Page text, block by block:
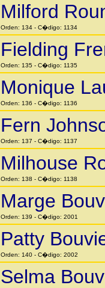
Milford
Orden: 134 - C�digo: 1134
Fielding
Orden: 135 - C�digo: 1135
Monique
Orden: 136 - C�digo: 1136
Fern
Orden: 137 - C�digo: 1137
Milhouse
Orden: 138 - C�digo: 1138
Marge
Orden: 139 - C�digo: 2001
Patty
Orden: 140 - C�digo: 2002
Selma